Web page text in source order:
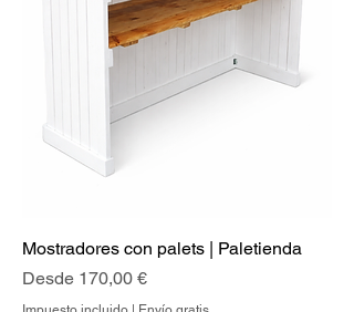
Mostradores con palets | Paletienda
Desde 170,00 €
Precio de oferta